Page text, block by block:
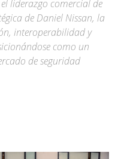
liderazgo comercial de
de Daniel Nissan, la
interoperabilidad y
como un
de seguridad